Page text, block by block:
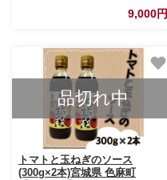
9,000円
品切れ中
トマトと玉ねぎのソース
(300g×2本)宮城県 色麻町